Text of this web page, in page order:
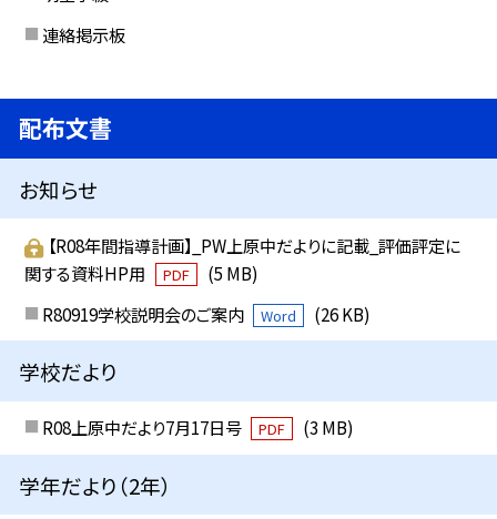
連絡掲示板
配布文書
お知らせ
【R08年間指導計画】_PW上原中だよりに記載_評価評定に
関する資料HP用
PDF
(5 MB)
R80919学校説明会のご案内
Word (26 KB)
学校だより
R08上原中だより7月17日号 PDF (3 MB)
学年だより（2年）